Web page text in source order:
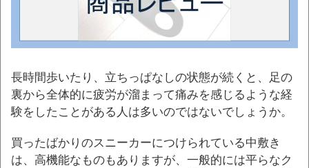
長時間歩いたり、立ちっぱなしの状態が続くと、足の
裏から全体的に疲労が溜まって痛みを感じるような経
験をしたことがある人は多いのではないでしょうか。
買ったばかりのスニーカーにつけられている中敷き
は、高機能なものもありますが、一般的には平らなク